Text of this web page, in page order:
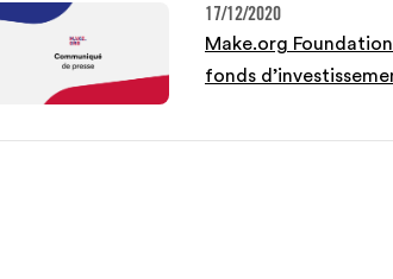
17/12/2020
Make.org
fonds